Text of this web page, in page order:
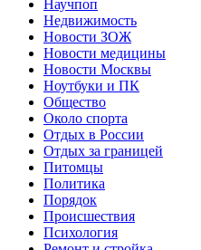
Научпоп
Недвижимость
Новости ЗОЖ
Новости медицины
Новости Москвы
Ноутбуки и ПК
Общество
Около спорта
Отдых в России
Отдых за границей
Питомцы
Политика
Порядок
Происшествия
Психология